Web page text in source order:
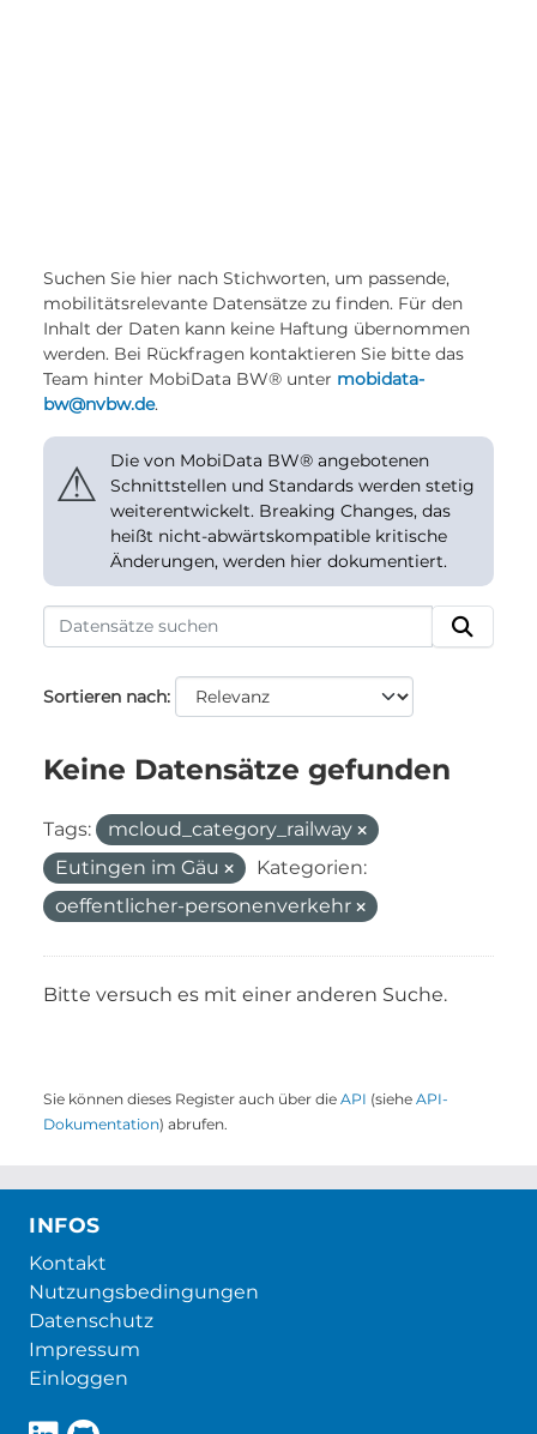
Suchen Sie hier nach Stichworten, um passende,
mobilitätsrelevante Datensätze zu finden. Für den
Inhalt der Daten kann keine Haftung übernommen
werden. Bei Rückfragen kontaktieren Sie bitte das
Team hinter MobiData BW® unter mobidata-
bw@nvbw.de.
⚠
Die von MobiData BW® angebotenen
Schnittstellen und Standards werden stetig
weiterentwickelt. Breaking Changes, das
heißt nicht-abwärtskompatible kritische
Änderungen, werden hier dokumentiert.
Sortieren nach
Keine Datensätze gefunden
Tags:
mcloud_category_railway
Eutingen im Gäu
Kategorien:
oeffentlicher-personenverkehr
Bitte versuch es mit einer anderen Suche.
Sie können dieses Register auch über die API (siehe API-
Dokumentation) abrufen.
INFOS
Kontakt
Nutzungsbedingungen
Datenschutz
Impressum
Einloggen